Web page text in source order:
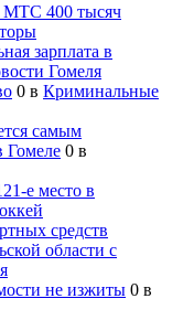
МТС 400 тысяч
зарплата в
Гомеля
0 в Криминальные
самым
Гомеле 0 в
е место в
средств
области с
не изжиты 0 в